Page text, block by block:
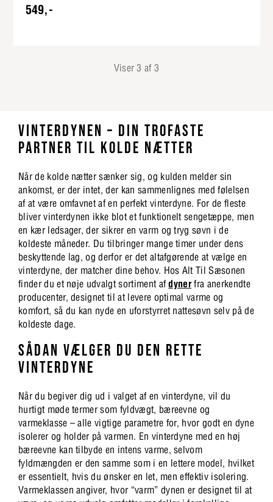
549,-
Viser 3 af 3
VINTERDYNEN – DIN TROFASTE
PARTNER TIL KOLDE NÆTTER
Når de kolde nætter sænker sig, og kulden melder sin
ankomst, er der intet, der kan sammenlignes med følelsen
af at være omfavnet af en perfekt vinterdyne. For de fleste
bliver vinterdynen ikke blot et funktionelt sengetæppe, men
en kær ledsager, der sikrer en varm og tryg søvn i de
koldeste måneder. Du tilbringer mange timer under dens
beskyttende lag, og derfor er det altafgørende at vælge en
vinterdyne, der matcher dine behov. Hos Alt Til Sæsonen
finder du et nøje udvalgt sortiment afdynerfra anerkendte
producenter, designet til at levere optimal varme og
komfort, så du kan nyde en uforstyrret nattesøvn selv på de
koldeste dage.
SÅDAN VÆLGER DU DEN RETTE
VINTERDYNE
Når du begiver dig ud i valget af en vinterdyne, vil du
hurtigt møde termer som fyldvægt, bæreevne og
varmeklasse – alle vigtige parametre for, hvor godt en dyne
isolerer og holder på varmen. En vinterdyne med en høj
bæreevne kan tilbyde en intens varme, selvom
fyldmængden er den samme som i en lettere model, hvilket
er essentielt, hvis du ønsker en let, men effektiv isolering.
Varmeklassen angiver, hvor “varm” dynen er designet til at